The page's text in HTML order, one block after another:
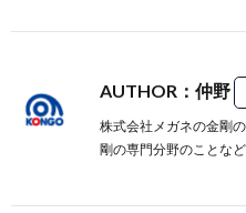
AUTHOR：仲野
株式会社メガネの金剛
剛の専門分野のことな